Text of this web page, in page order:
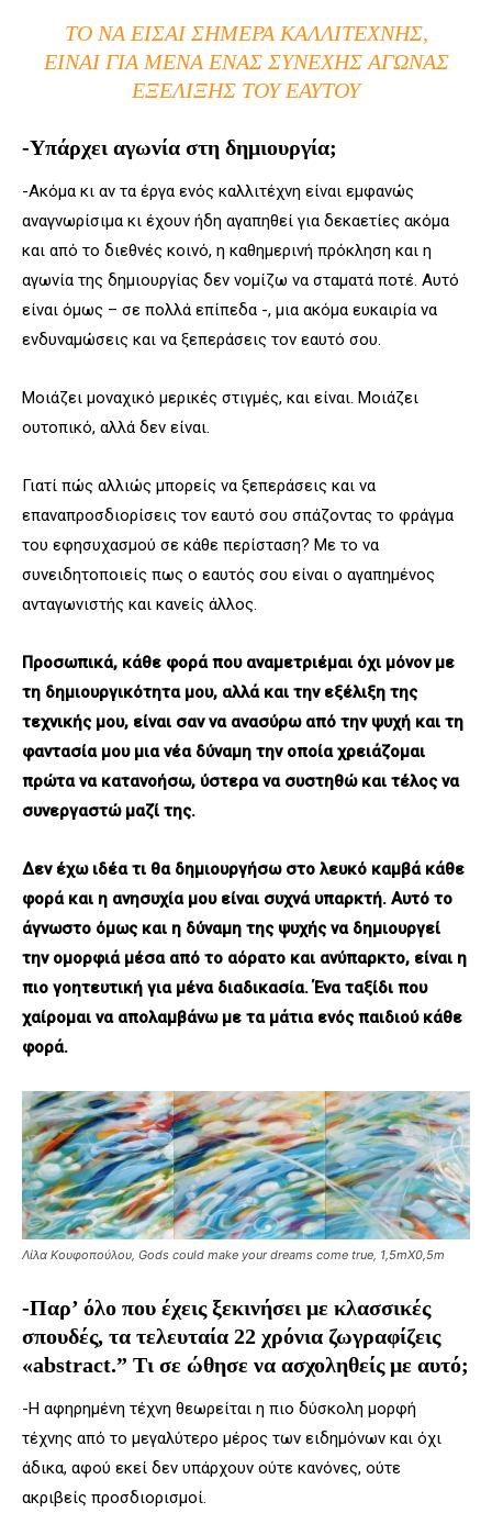
ΤΟ ΝΑ ΕΊΣΑΙ ΣΉΜΕΡΑ ΚΑΛΛΙΤΈΧΝΗΣ,
ΕΊΝΑΙ ΓΙΑ ΜΈΝΑ ΈΝΑΣ ΣΥΝΕΧΉΣ ΑΓΏΝΑΣ
ΕΞΈΛΙΞΗΣ ΤΟΥ ΕΑΥΤΟΎ
-Υπάρχει αγωνία στη δημιουργία;
-Ακόμα κι αν τα έργα ενός καλλιτέχνη είναι εμφανώς
αναγνωρίσιμα κι έχουν ήδη αγαπηθεί για δεκαετίες ακόμα
και από το διεθνές κοινό, η καθημερινή πρόκληση και η
αγωνία της δημιουργίας δεν νομίζω να σταματά ποτέ. Αυτό
είναι όμως – σε πολλά επίπεδα -, μια ακόμα ευκαιρία να
ενδυναμώσεις και να ξεπεράσεις τον εαυτό σου.
Μοιάζει μοναχικό μερικές στιγμές, και είναι. Μοιάζει
ουτοπικό, αλλά δεν είναι.
Γιατί πώς αλλιώς μπορείς να ξεπεράσεις και να
επαναπροσδιορίσεις τον εαυτό σου σπάζοντας το φράγμα
του εφησυχασμού σε κάθε περίσταση? Με το να
συνειδητοποιείς πως ο εαυτός σου είναι ο αγαπημένος
ανταγωνιστής και κανείς άλλος.
Προσωπικά, κάθε φορά που αναμετριέμαι όχι μόνον με
τη δημιουργικότητα μου, αλλά και την εξέλιξη της
τεχνικής μου, είναι σαν να ανασύρω από την ψυχή και τη
φαντασία μου μια νέα δύναμη την οποία χρειάζομαι
πρώτα να κατανοήσω, ύστερα να συστηθώ και τέλος να
συνεργαστώ μαζί της.
Δεν έχω ιδέα τι θα δημιουργήσω στο λευκό καμβά κάθε
φορά και η ανησυχία μου είναι συχνά υπαρκτή. Αυτό το
άγνωστο όμως και η δύναμη της ψυχής να δημιουργεί
την ομορφιά μέσα από το αόρατο και ανύπαρκτο, είναι η
πιο γοητευτική για μένα διαδικασία. Ένα ταξίδι που
χαίρομαι να απολαμβάνω με τα μάτια ενός παιδιού κάθε
φορά.
Λίλα Κουφοπούλου, Gods could make your dreams come true, 1,5mX0,5m
-Παρ’ όλο που έχεις ξεκινήσει με κλασσικές
σπουδές, τα τελευταία 22 χρόνια ζωγραφίζεις
«abstract.” Τι σε ώθησε να ασχοληθείς με αυτό;
-Η αφηρημένη τέχνη θεωρείται η πιο δύσκολη μορφή
τέχνης από το μεγαλύτερο μέρος των ειδημόνων και όχι
άδικα, αφού εκεί δεν υπάρχουν ούτε κανόνες, ούτε
ακριβείς προσδιορισμοί.